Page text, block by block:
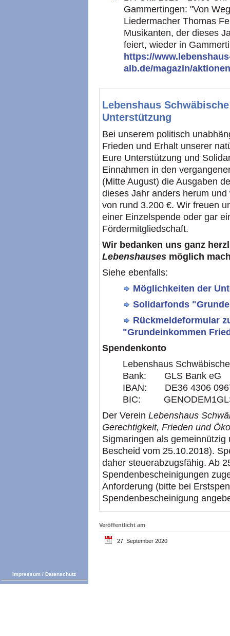
Gammertingen: "Von
Liedermacher Thomas
Musikanten, der dieses
feiert, wieder in
https://
alb.de/magazin/
Lebenshaus
Unterstützung
Bei unserem politisch
Frieden und Erhalt unserer
Eure Unterstützung und
Einnahmen in den
(Mitte August) die Ausgaben
dieses Jahr anders herum
von rund 3.200 €. Wir freuen
einer Einzelspende oder gar
Fördermitgliedschaft.
Wir bedanken uns ganz
Lebenshauses möglich
Siehe ebenfalls:
Möglichkeiten der
Solidarfonds
Rückmeldeformular
"Grundeinkommen
Spendenkonto
Lebenshaus
Bank: GLS Bank eG
IBAN: DE36 4306
BIC:
Der Verein Lebenshaus
Gerechtigkeit, Frieden und
Sigmaringen als
Bescheid vom 25.10.2018).
daher steuerabzugsfähig. Ab
Spendenbescheinigungen
Anforderung (bitte bei
Spendenbescheinigung
Veröffentlicht am
27. September 2020
Impressum / Datenschutz